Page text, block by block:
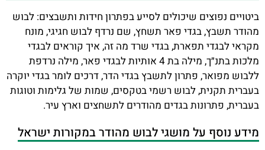
ביטויים נפוצים שיכולים לסייע בפתרון חידות ותשבצים: לבוש
מהודר תשבץ, בגדי פאר תשחץ, שם נרדף לבוש חגיגי, מונח
מקראי לבגדי תפארת, בגדי שרד מה זה, איך קוראים לבגדי
מלכות בתנ״ך, מילה בת 4 אותיות לבגדי פאר, מילה נרדפת
ללבוש מפואר, פתרון לתשבץ בגדי הדר, דרכים לומר בגדי יוקרה
בעברית תקנית, לבוש רשמי בטקסים, שמות של גלימות וטוגות
בעברית, פתרונות בגדים מהודרים לתשחצים וארץ עיר.
מידע נוסף על מושגי לבוש מהודר במקורות ישראל